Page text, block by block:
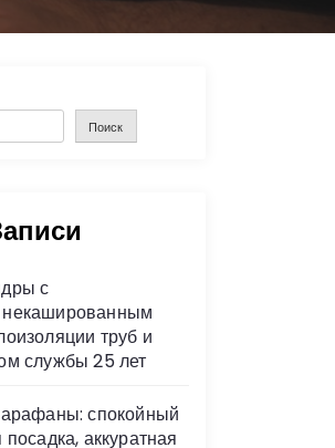
Поиск
с
труб и
службы 25 лет
спокойный
аккуратная